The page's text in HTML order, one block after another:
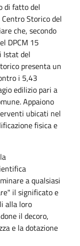
di fatto del
Storico del
che, secondo
DPCM 15
Istat del
presenta un
i 5,43
edilizio pari a
Appaiono
ubicati nel
fisica e
a qualsiasi
il significato e
alla loro
il decoro,
e la dotazione